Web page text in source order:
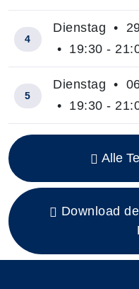
Insgesamt gibt es
4
Dienstag •
• 19:30 -
5
Dienstag •
• 19:30 -
Alle
Download